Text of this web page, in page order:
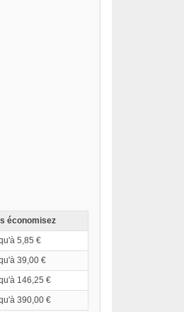
économisez
5,85 €
39,00 €
146,25 €
390,00 €